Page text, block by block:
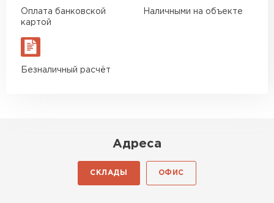
Оплата банковской
картой
Наличными на объекте
Безналичный расчёт
Адреса
СКЛАДЫ ОФИС